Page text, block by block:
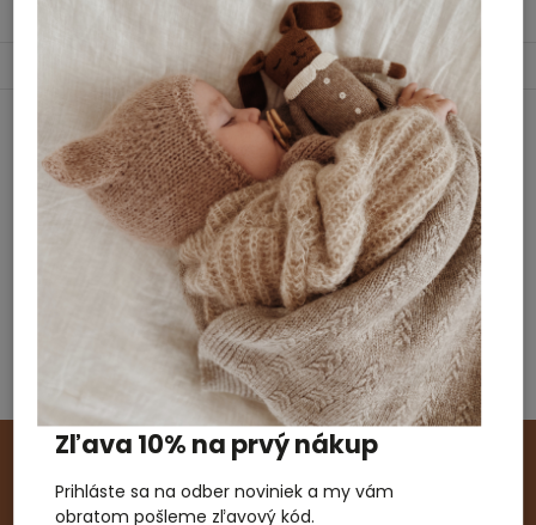
Nová holandská značka v našej ponuke
ROUTE B!
Odoberať newsletter
Zľava 10% pre nových zákazníkov. Prihláste sa
odber noviniek a my vám zašleme
Zľava 10% na prvý nákup
Prihláste sa na odber noviniek a my vám
obratom pošleme zľavový kód.